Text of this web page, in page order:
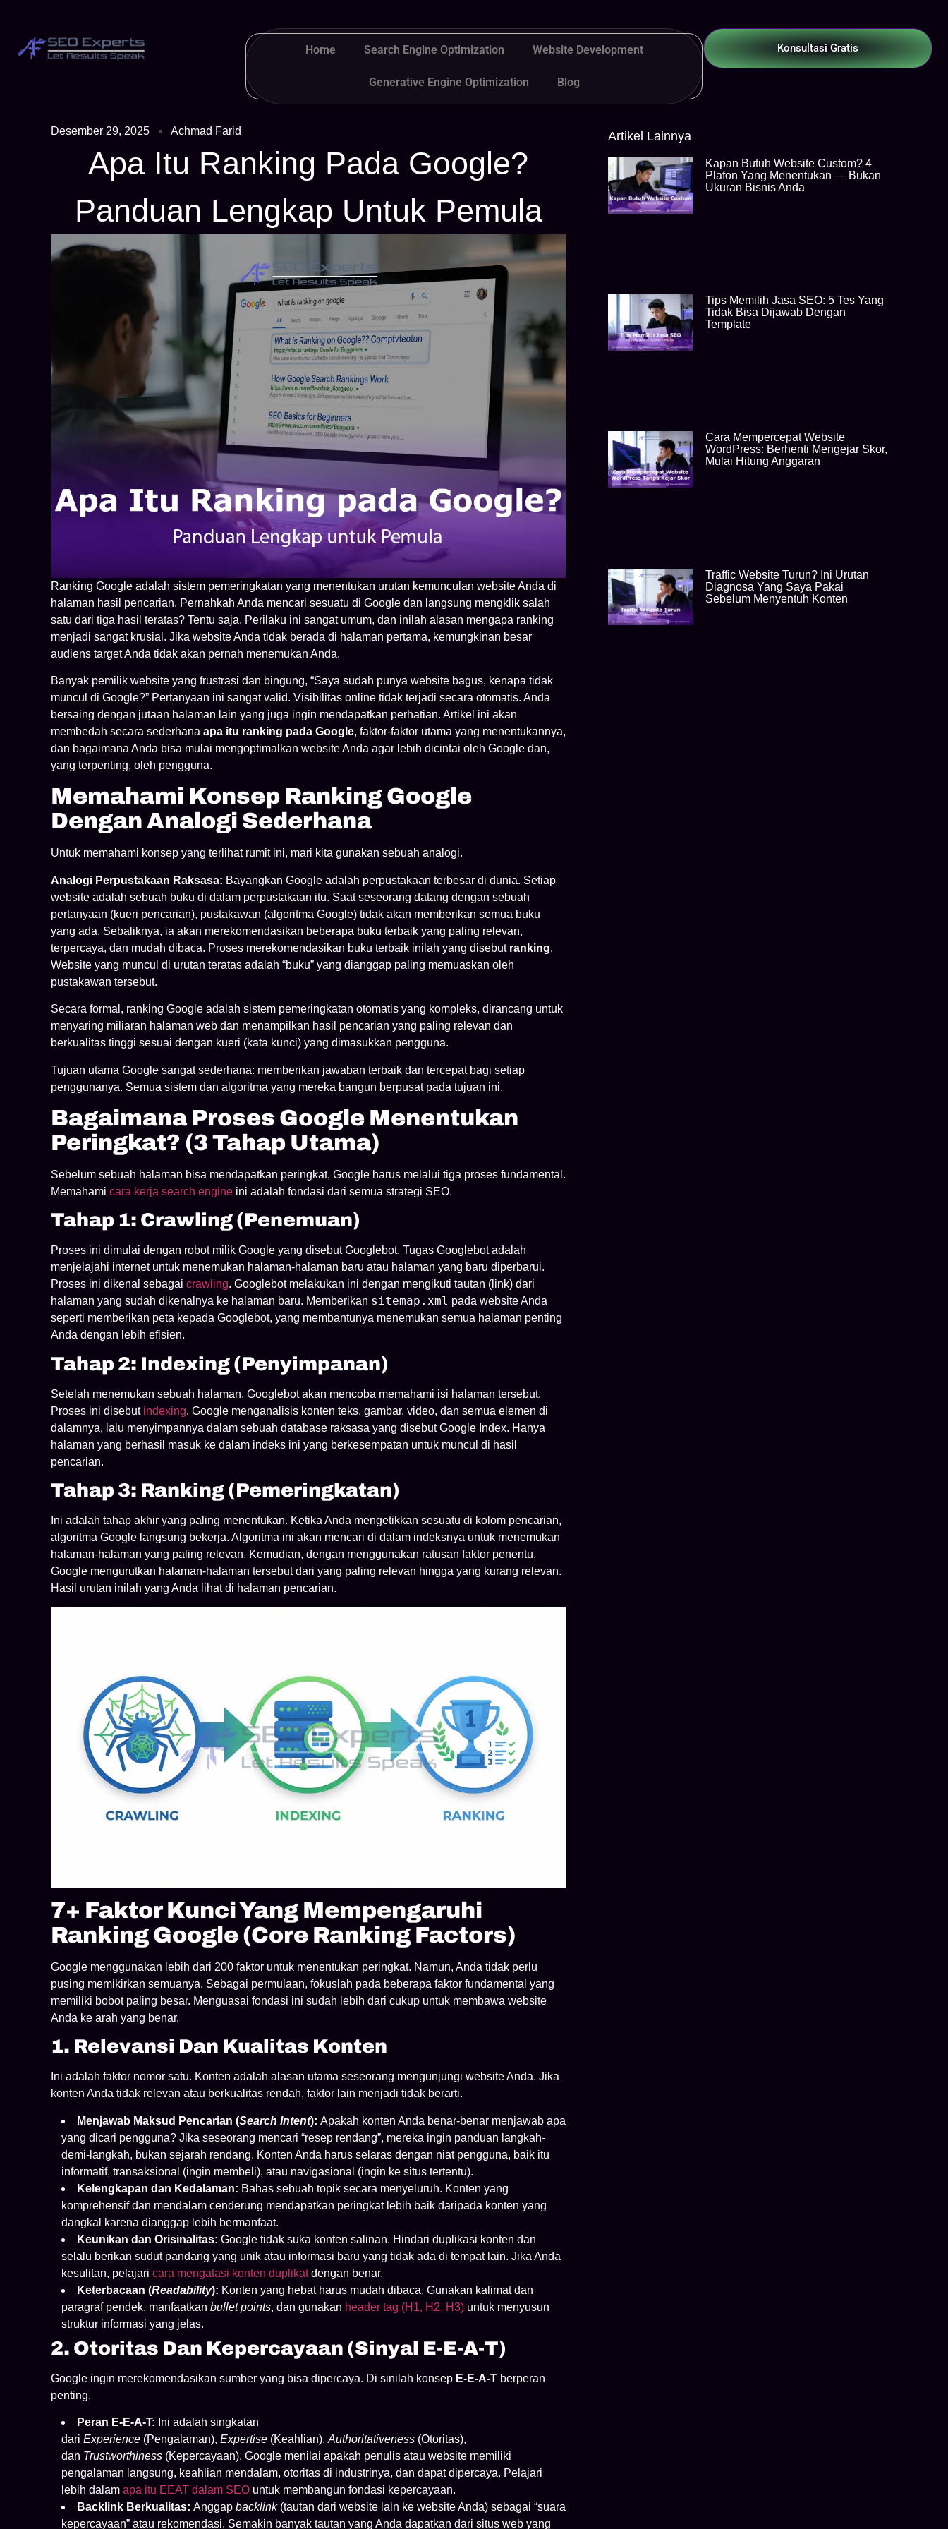
Home Search Engine Optimization Website Development
Generative Engine Optimization Blog
Konsultasi Gratis
Desember 29, 2025 Achmad Farid
Apa Itu Ranking Pada Google?
Panduan Lengkap Untuk Pemula
Ranking Google adalah sistem pemeringkatan yang menentukan urutan kemunculan website Anda di
halaman hasil pencarian. Pernahkah Anda mencari sesuatu di Google dan langsung mengklik salah
satu dari tiga hasil teratas? Tentu saja. Perilaku ini sangat umum, dan inilah alasan mengapa ranking
menjadi sangat krusial. Jika website Anda tidak berada di halaman pertama, kemungkinan besar
audiens target Anda tidak akan pernah menemukan Anda.
Banyak pemilik website yang frustrasi dan bingung, “Saya sudah punya website bagus, kenapa tidak
muncul di Google?” Pertanyaan ini sangat valid. Visibilitas online tidak terjadi secara otomatis. Anda
bersaing dengan jutaan halaman lain yang juga ingin mendapatkan perhatian. Artikel ini akan
membedah secara sederhana apa itu ranking pada Google, faktor-faktor utama yang menentukannya,
dan bagaimana Anda bisa mulai mengoptimalkan website Anda agar lebih dicintai oleh Google dan,
yang terpenting, oleh pengguna.
Memahami Konsep Ranking Google
Dengan Analogi Sederhana
Untuk memahami konsep yang terlihat rumit ini, mari kita gunakan sebuah analogi.
Analogi Perpustakaan Raksasa: Bayangkan Google adalah perpustakaan terbesar di dunia. Setiap
website adalah sebuah buku di dalam perpustakaan itu. Saat seseorang datang dengan sebuah
pertanyaan (kueri pencarian), pustakawan (algoritma Google) tidak akan memberikan semua buku
yang ada. Sebaliknya, ia akan merekomendasikan beberapa buku terbaik yang paling relevan,
terpercaya, dan mudah dibaca. Proses merekomendasikan buku terbaik inilah yang disebut ranking.
Website yang muncul di urutan teratas adalah “buku” yang dianggap paling memuaskan oleh
pustakawan tersebut.
Secara formal, ranking Google adalah sistem pemeringkatan otomatis yang kompleks, dirancang untuk
menyaring miliaran halaman web dan menampilkan hasil pencarian yang paling relevan dan
berkualitas tinggi sesuai dengan kueri (kata kunci) yang dimasukkan pengguna.
Tujuan utama Google sangat sederhana: memberikan jawaban terbaik dan tercepat bagi setiap
penggunanya. Semua sistem dan algoritma yang mereka bangun berpusat pada tujuan ini.
Bagaimana Proses Google Menentukan
Peringkat? (3 Tahap Utama)
Sebelum sebuah halaman bisa mendapatkan peringkat, Google harus melalui tiga proses fundamental.
Memahami cara kerja search engine ini adalah fondasi dari semua strategi SEO.
Tahap 1: Crawling (Penemuan)
Proses ini dimulai dengan robot milik Google yang disebut Googlebot. Tugas Googlebot adalah
menjelajahi internet untuk menemukan halaman-halaman baru atau halaman yang baru diperbarui.
Proses ini dikenal sebagai crawling. Googlebot melakukan ini dengan mengikuti tautan (link) dari
halaman yang sudah dikenalnya ke halaman baru. Memberikan sitemap.xml pada website Anda
seperti memberikan peta kepada Googlebot, yang membantunya menemukan semua halaman penting
Anda dengan lebih efisien.
Tahap 2: Indexing (Penyimpanan)
Setelah menemukan sebuah halaman, Googlebot akan mencoba memahami isi halaman tersebut.
Proses ini disebut indexing. Google menganalisis konten teks, gambar, video, dan semua elemen di
dalamnya, lalu menyimpannya dalam sebuah database raksasa yang disebut Google Index. Hanya
halaman yang berhasil masuk ke dalam indeks ini yang berkesempatan untuk muncul di hasil
pencarian.
Tahap 3: Ranking (Pemeringkatan)
Ini adalah tahap akhir yang paling menentukan. Ketika Anda mengetikkan sesuatu di kolom pencarian,
algoritma Google langsung bekerja. Algoritma ini akan mencari di dalam indeksnya untuk menemukan
halaman-halaman yang paling relevan. Kemudian, dengan menggunakan ratusan faktor penentu,
Google mengurutkan halaman-halaman tersebut dari yang paling relevan hingga yang kurang relevan.
Hasil urutan inilah yang Anda lihat di halaman pencarian.
7+ Faktor Kunci Yang Mempengaruhi
Ranking Google (Core Ranking Factors)
Google menggunakan lebih dari 200 faktor untuk menentukan peringkat. Namun, Anda tidak perlu
pusing memikirkan semuanya. Sebagai permulaan, fokuslah pada beberapa faktor fundamental yang
memiliki bobot paling besar. Menguasai fondasi ini sudah lebih dari cukup untuk membawa website
Anda ke arah yang benar.
1. Relevansi Dan Kualitas Konten
Ini adalah faktor nomor satu. Konten adalah alasan utama seseorang mengunjungi website Anda. Jika
konten Anda tidak relevan atau berkualitas rendah, faktor lain menjadi tidak berarti.
Menjawab Maksud Pencarian (Search Intent): Apakah konten Anda benar-benar menjawab apa
yang dicari pengguna? Jika seseorang mencari “resep rendang”, mereka ingin panduan langkah-
demi-langkah, bukan sejarah rendang. Konten Anda harus selaras dengan niat pengguna, baik itu
informatif, transaksional (ingin membeli), atau navigasional (ingin ke situs tertentu).
Kelengkapan dan Kedalaman: Bahas sebuah topik secara menyeluruh. Konten yang
komprehensif dan mendalam cenderung mendapatkan peringkat lebih baik daripada konten yang
dangkal karena dianggap lebih bermanfaat.
Keunikan dan Orisinalitas: Google tidak suka konten salinan. Hindari duplikasi konten dan
selalu berikan sudut pandang yang unik atau informasi baru yang tidak ada di tempat lain. Jika Anda
kesulitan, pelajari cara mengatasi konten duplikatdengan benar.
Keterbacaan (Readability): Konten yang hebat harus mudah dibaca. Gunakan kalimat dan
paragraf pendek, manfaatkan bullet points, dan gunakan header tag (H1, H2, H3) untuk menyusun
struktur informasi yang jelas.
2. Otoritas Dan Kepercayaan (Sinyal E-E-A-T)
Google ingin merekomendasikan sumber yang bisa dipercaya. Di sinilah konsep E-E-A-T berperan
penting.
Peran E-E-A-T: Ini adalah singkatan
dari Experience (Pengalaman), Expertise (Keahlian), Authoritativeness (Otoritas),
dan Trustworthiness (Kepercayaan). Google menilai apakah penulis atau website memiliki
pengalaman langsung, keahlian mendalam, otoritas di industrinya, dan dapat dipercaya. Pelajari
lebih dalam apa itu EEAT dalam SEO untuk membangun fondasi kepercayaan.
Backlink Berkualitas: Anggap backlink(tautan dari website lain ke website Anda) sebagai “suara
kepercayaan” atau rekomendasi. Semakin banyak tautan yang Anda dapatkan dari situs web yang
Artikel Lainnya
Kapan Butuh Website Custom? 4
Plafon Yang Menentukan — Bukan
Ukuran Bisnis Anda
Tips Memilih Jasa SEO: 5 Tes Yang
Tidak Bisa Dijawab Dengan
Template
Cara Mempercepat Website
WordPress: Berhenti Mengejar Skor,
Mulai Hitung Anggaran
Traffic Website Turun? Ini Urutan
Diagnosa Yang Saya Pakai
Sebelum Menyentuh Konten